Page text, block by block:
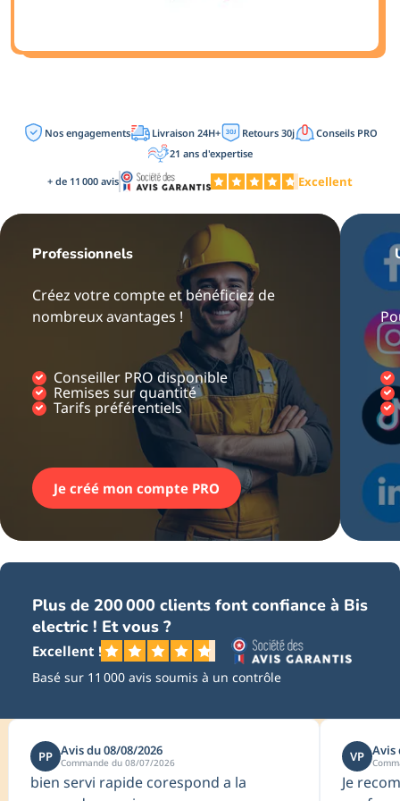
Nos engagements Livraison 24H+ Retours 30j
Conseils PRO
21 ans d'expertise
+ de 11 000 avis Excellent
Professionnels
Créez votre compte et bénéficiez de
nombreux avantages !
Conseiller PRO disponible
Remises sur quantité
Tarifs préférentiels
Je créé mon compte PRO
Plus de 200 000 clients font confiance à Bis
electric ! Et vous ?
Excellent !
Basé sur 11 000 avis soumis à un contrôle
PP Avis du 08/08/2026
Commande du 08/07/2026
bien servi rapide corespond a la
VP Avis
Je